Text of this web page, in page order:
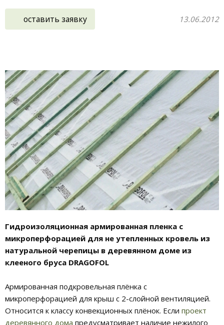
оставить заявку 13.06.2012
Гидроизоляционная армированная пленка с
микроперфорацией для не утепленных кровель из
натуральной черепицы в деревянном доме из
клееного бруса DRAGOFOL
Армированная подкровельная плёнка с
микроперфорацией для крыш с 2-слойной вентиляцией.
Относится к классу конвекционных плёнок. Если проект
деревянного дома предусматривает наличие нежилого